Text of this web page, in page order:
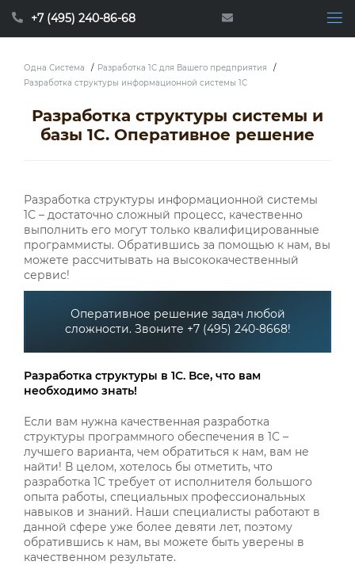
+7 (495) 240-86-68
Одна Система / Разработка 1С для Вашего предприятия
/
Разработка структуры информационной системы 1С
Разработка структуры системы и
базы 1С. Оперативное решение
Разработка структуры информационной системы
1С – достаточно сложный процесс, качественно
выполнить его могут только квалифицированные
программисты. Обратившись за помощью к нам, вы
можете рассчитывать на высококачественный
сервис!
Оперативное решение задач любой
сложности. Звоните +7 (495) 240-8668!
Разработка структуры в 1С. Все, что вам
необходимо знать!
Если вам нужна качественная разработка
структуры программного обеспечения в 1С –
лучшего варианта, чем обратиться к нам, вам не
найти! В целом, хотелось бы отметить, что
разработка 1С требует от исполнителя большого
опыта работы, специальных профессиональных
навыков и знаний. Наши специалисты работают в
данной сфере уже более девяти лет, поэтому
обратившись к нам, вы можете быть уверены в
качественном результате.